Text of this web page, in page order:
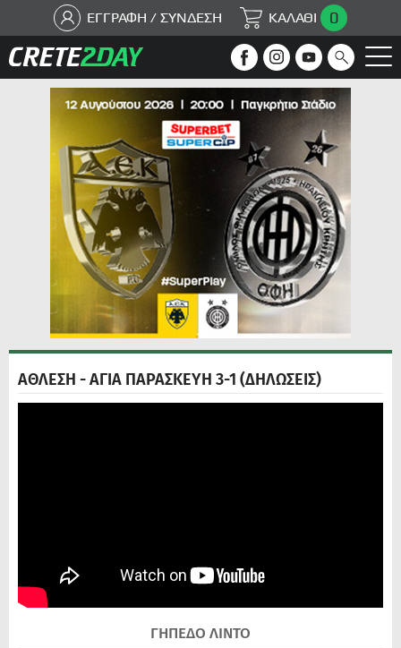
ΕΓΓΡΑΦΗ / ΣΥΝΔΕΣΗ ΚΑΛΑΘΙ 0
ΑΘΛΕΣΗ - ΑΓΙΑ ΠΑΡΑΣΚΕΥΗ 3-1 (ΔΗΛΩΣΕΙΣ)
ΓΗΠΕΔΟ ΛΙΝΤΟ